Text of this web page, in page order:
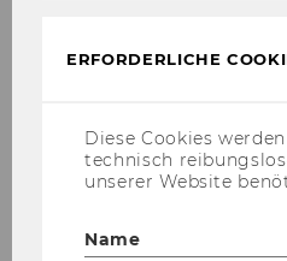
na­tio­na­le DJ*ane
gung.
ERFORDERLICHE
Diese Cookies
technisch
unserer Website
Name